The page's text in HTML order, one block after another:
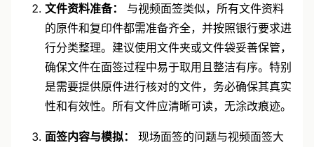
文件资料准备：
与视频面签类似，所有文件资料
的原件和复印件都需准备齐全，并按照银行要求进
行分类整理。建议使用文件夹或文件袋妥善保管，
确保文件在面签过程中易于取用且整洁有序。特别
是需要提供原件进行核对的文件，务必确保其真实
性和有效性。所有文件应清晰可读，无涂改痕迹。
面签内容与模拟：
现场面签的问题与视频面签大